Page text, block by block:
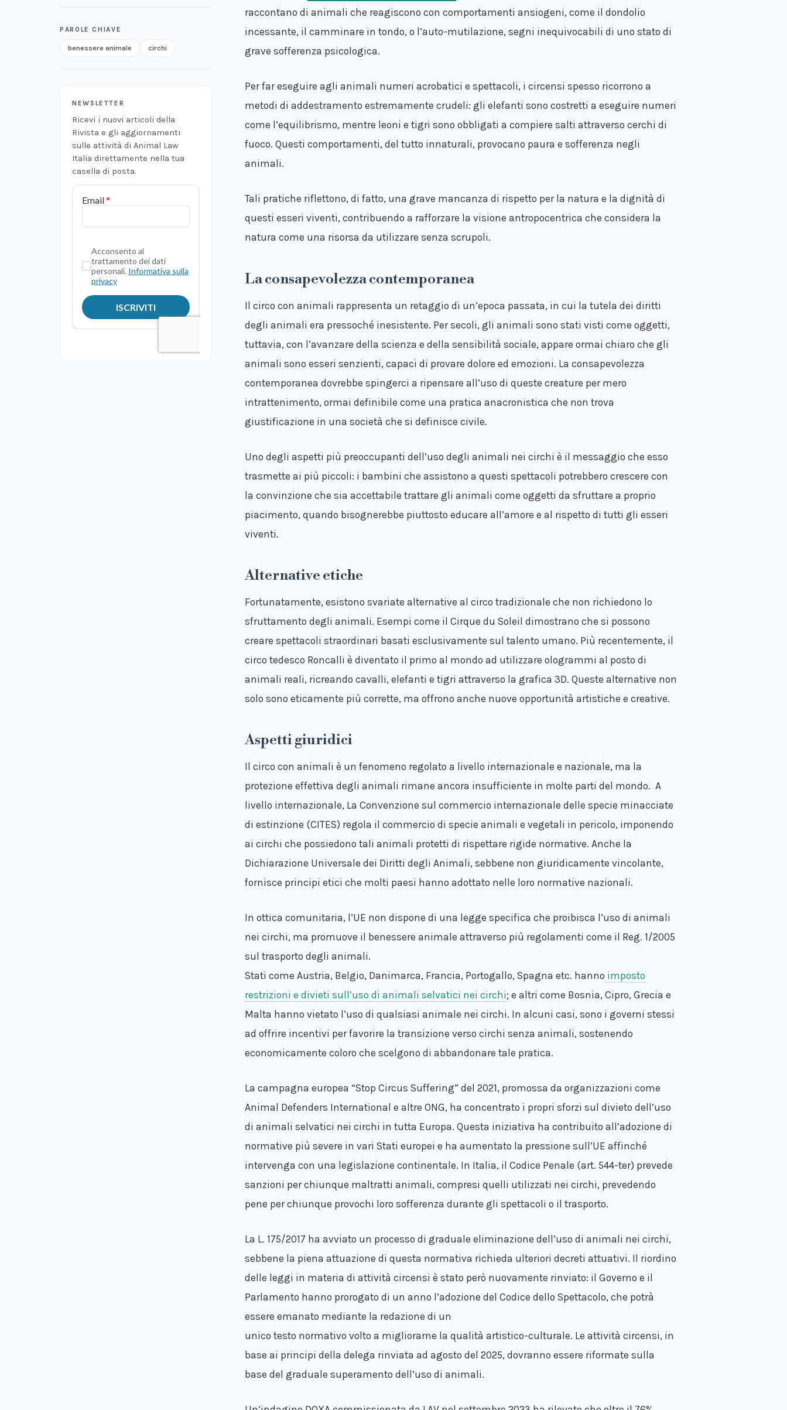
mondo in cui gli animali possano vivere
dall’uomo.
PAROLE CHIAVE
benessere animale circhi
NEWSLETTER
Ricevi i nuovi articoli della
Rivista e gli aggiornamenti
sulle attività di Animal Law
Italia direttamente nella tua
casella di posta.
raccontano di animali che reagiscono con comportamenti ansiogeni, come il dondolio
incessante, il camminare in tondo, o l’auto-mutilazione, segni inequivocabili di uno stato di
grave sofferenza psicologica.
Per far eseguire agli animali numeri acrobatici e spettacoli, i circensi spesso ricorrono a
metodi di addestramento estremamente crudeli: gli elefanti sono costretti a eseguire numeri
come l’equilibrismo, mentre leoni e tigri sono obbligati a compiere salti attraverso cerchi di
fuoco. Questi comportamenti, del tutto innaturali, provocano paura e sofferenza negli
animali.
Tali pratiche riflettono, di fatto, una grave mancanza di rispetto per la natura e la dignità di
questi esseri viventi, contribuendo a rafforzare la visione antropocentrica che considera la
natura come una risorsa da utilizzare senza scrupoli.
La consapevolezza contemporanea
Il circo con animali rappresenta un retaggio di un’epoca passata, in cui la tutela dei diritti
degli animali era pressoché inesistente. Per secoli, gli animali sono stati visti come oggetti,
tuttavia, con l’avanzare della scienza e della sensibilità sociale, appare ormai chiaro che gli
animali sono esseri senzienti, capaci di provare dolore ed emozioni. La consapevolezza
contemporanea dovrebbe spingerci a ripensare all’uso di queste creature per mero
intrattenimento, ormai definibile come una pratica anacronistica che non trova
giustificazione in una società che si definisce civile.
Uno degli aspetti più preoccupanti dell’uso degli animali nei circhi è il messaggio che esso
trasmette ai più piccoli: i bambini che assistono a questi spettacoli potrebbero crescere con
la convinzione che sia accettabile trattare gli animali come oggetti da sfruttare a proprio
piacimento, quando bisognerebbe piuttosto educare all’amore e al rispetto di tutti gli esseri
viventi.
Alternative etiche
Fortunatamente, esistono svariate alternative al circo tradizionale che non richiedono lo
sfruttamento degli animali. Esempi come il Cirque du Soleil dimostrano che si possono
creare spettacoli straordinari basati esclusivamente sul talento umano. Più recentemente, il
circo tedesco Roncalli è diventato il primo al mondo ad utilizzare ologrammi al posto di
animali reali, ricreando cavalli, elefanti e tigri attraverso la grafica 3D. Queste alternative non
solo sono eticamente più corrette, ma offrono anche nuove opportunità artistiche e creative.
Aspetti giuridici
Il circo con animali è un fenomeno regolato a livello internazionale e nazionale, ma la
protezione effettiva degli animali rimane ancora insufficiente in molte parti del mondo. A
livello internazionale, La Convenzione sul commercio internazionale delle specie minacciate
di estinzione (CITES) regola il commercio di specie animali e vegetali in pericolo, imponendo
ai circhi che possiedono tali animali protetti di rispettare rigide normative. Anche la
Dichiarazione Universale dei Diritti degli Animali, sebbene non giuridicamente vincolante,
fornisce principi etici che molti paesi hanno adottato nelle loro normative nazionali.
In ottica comunitaria, l’UE non dispone di una legge specifica che proibisca l’uso di animali
nei circhi, ma promuove il benessere animale attraverso più regolamenti come il Reg. 1/2005
sul trasporto degli animali.
Stati come Austria, Belgio, Danimarca, Francia, Portogallo, Spagna etc. hanno imposto
restrizioni e divieti sull’uso di animali selvatici nei circhi; e altri come Bosnia, Cipro, Grecia e
Malta hanno vietato l’uso di qualsiasi animale nei circhi. In alcuni casi, sono i governi stessi
ad offrire incentivi per favorire la transizione verso circhi senza animali, sostenendo
economicamente coloro che scelgono di abbandonare tale pratica.
La campagna europea “Stop Circus Suffering” del 2021, promossa da organizzazioni come
Animal Defenders International e altre ONG, ha concentrato i propri sforzi sul divieto dell’uso
di animali selvatici nei circhi in tutta Europa. Questa iniziativa ha contribuito all’adozione di
normative più severe in vari Stati europei e ha aumentato la pressione sull’UE affinché
intervenga con una legislazione continentale. In Italia, il Codice Penale (art. 544-ter) prevede
sanzioni per chiunque maltratti animali, compresi quelli utilizzati nei circhi, prevedendo
pene per chiunque provochi loro sofferenza durante gli spettacoli o il trasporto.
La L. 175/2017 ha avviato un processo di graduale eliminazione dell’uso di animali nei circhi,
sebbene la piena attuazione di questa normativa richieda ulteriori decreti attuativi. Il riordino
delle leggi in materia di attività circensi è stato però nuovamente rinviato: il Governo e il
Parlamento hanno prorogato di un anno l’adozione del Codice dello Spettacolo, che potrà
essere emanato mediante la redazione di un
unico testo normativo volto a migliorarne la qualità artistico-culturale. Le attività circensi, in
base ai principi della delega rinviata ad agosto del 2025, dovranno essere riformate sulla
base del graduale superamento dell’uso di animali.